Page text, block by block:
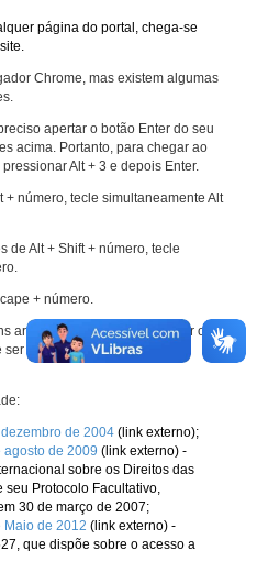
página do portal, chega-se
Chrome, mas existem algumas
apertar o botão Enter do seu
acima. Portanto, para chegar ao
Alt + 3 e depois Enter.
+ número, tecle simultaneamente Alt
de Alt + Shift + número, tecle
+ número.
arquivos que explicam melhor o
implementado nos sites da
de 2004 (link externo);
agosto de 2009 (link externo) -
sobre os Direitos das
seu Protocolo Facultativo,
30 de março de 2007;
Maio de 2012 (link externo) -
que dispõe sobre o acesso a